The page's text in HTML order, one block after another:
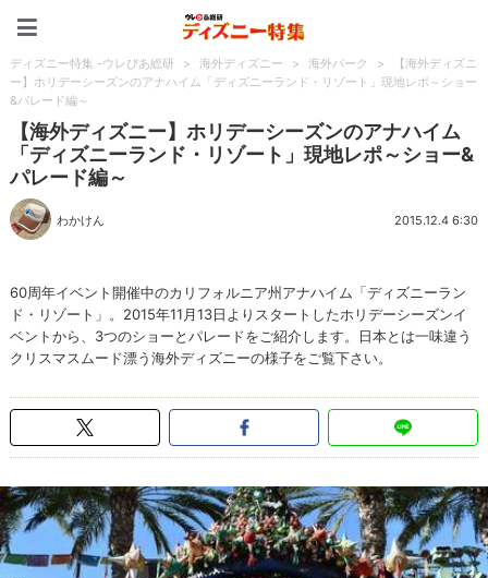
ディズニー特集 -ウレぴあ総研 > 海外ディズニー > 海外パーク >
【海外ディズニ
ー】ホリデーシーズンのアナハイム「ディズニーランド・リゾート」現地レポ～ショー
&パレード編～
【海外ディズニー】ホリデーシーズンのアナハイム
「ディズニーランド・リゾート」現地レポ～ショー&
パレード編～
わかけん 2015.12.4 6:30
60周年イベント開催中のカリフォルニア州アナハイム「ディズニーラン
ド・リゾート」。2015年11月13日よりスタートしたホリデーシーズンイ
ベントから、3つのショーとパレードをご紹介します。日本とは一味違う
クリスマスムード漂う海外ディズニーの様子をご覧下さい。